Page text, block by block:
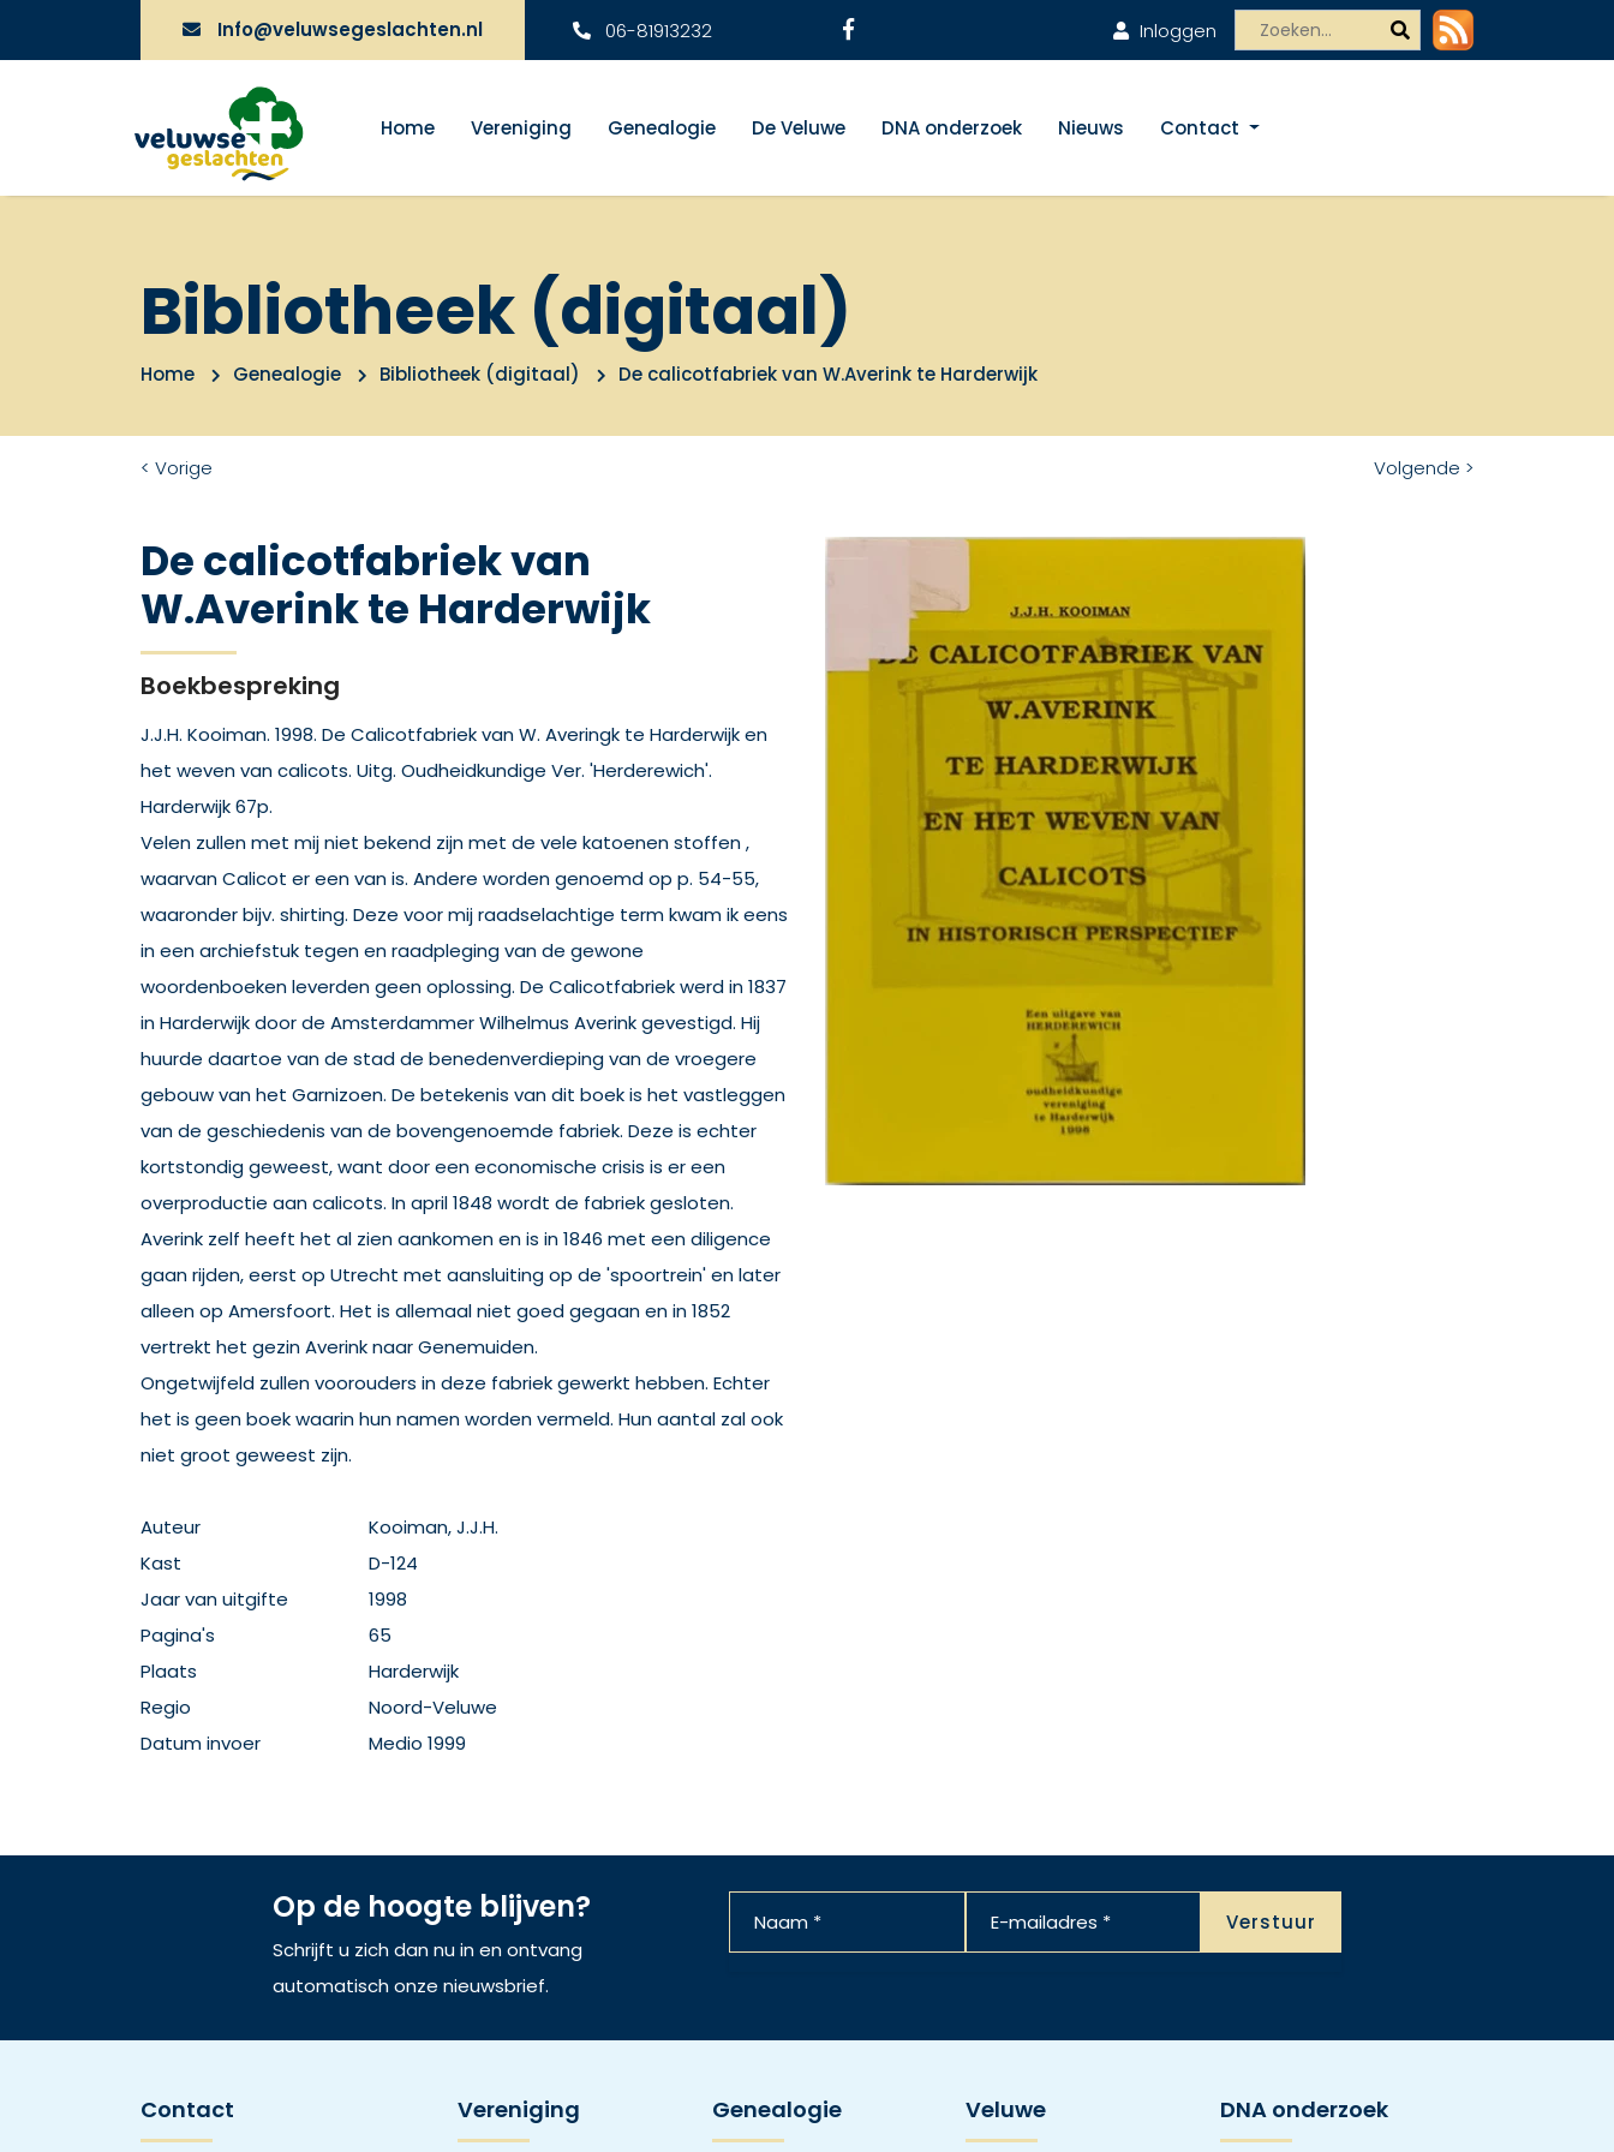
Info@veluwsegeslachten.nl 06-81913232 Inloggen
Home Vereniging Genealogie De Veluwe DNA onderzoek Nieuws Contact
Bibliotheek (digitaal)
Home Genealogie Bibliotheek (digitaal) De calicotfabriek van W.Averink te Harderwijk
< Vorige Volgende >
De calicotfabriek van
W.Averink te Harderwijk
Boekbespreking
J.J.H. Kooiman. 1998. De Calicotfabriek van W. Averingk te Harderwijk en
het weven van calicots. Uitg. Oudheidkundige Ver. 'Herderewich'.
Harderwijk 67p.
Velen zullen met mij niet bekend zijn met de vele katoenen stoffen ,
waarvan Calicot er een van is. Andere worden genoemd op p. 54-55,
waaronder bijv. shirting. Deze voor mij raadselachtige term kwam ik eens
in een archiefstuk tegen en raadpleging van de gewone
woordenboeken leverden geen oplossing. De Calicotfabriek werd in 1837
in Harderwijk door de Amsterdammer Wilhelmus Averink gevestigd. Hij
huurde daartoe van de stad de benedenverdieping van de vroegere
gebouw van het Garnizoen. De betekenis van dit boek is het vastleggen
van de geschiedenis van de bovengenoemde fabriek. Deze is echter
kortstondig geweest, want door een economische crisis is er een
overproductie aan calicots. In april 1848 wordt de fabriek gesloten.
Averink zelf heeft het al zien aankomen en is in 1846 met een diligence
gaan rijden, eerst op Utrecht met aansluiting op de 'spoortrein' en later
alleen op Amersfoort. Het is allemaal niet goed gegaan en in 1852
vertrekt het gezin Averink naar Genemuiden.
Ongetwijfeld zullen voorouders in deze fabriek gewerkt hebben. Echter
het is geen boek waarin hun namen worden vermeld. Hun aantal zal ook
niet groot geweest zijn.
Auteur
Kooiman, J.J.H.
Kast
D-124
Jaar van uitgifte
1998
Pagina's
65
Plaats
Harderwijk
Regio
Noord-Veluwe
Datum invoer
Medio 1999
Op de hoogte blijven?
Schrijft u zich dan nu in en ontvang
automatisch onze nieuwsbrief.
Contact Vereniging Genealogie Veluwe DNA onderzoek